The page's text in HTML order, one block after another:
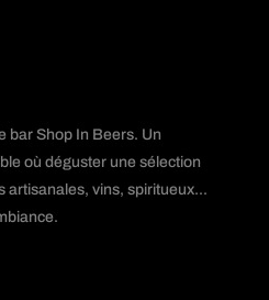
bar Shop In Beers. Un
où déguster une sélection
artisanales, vins, spiritueux...